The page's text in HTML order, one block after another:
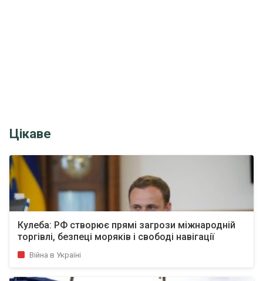
Цікаве
Кулеба: РФ створює прямі загрози міжнародній
торгівлі, безпеці моряків і свободі навігації
Війна в Україні